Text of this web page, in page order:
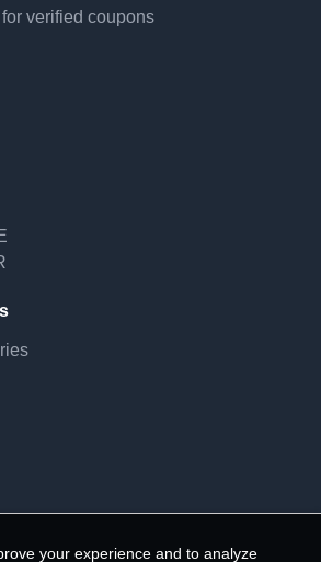
verified coupons
your experience and to analyze